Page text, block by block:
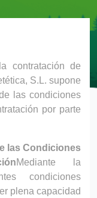
contratación de
S.L. supone
las condiciones
por parte
las Condiciones
Mediante la
condiciones
plena capacidad